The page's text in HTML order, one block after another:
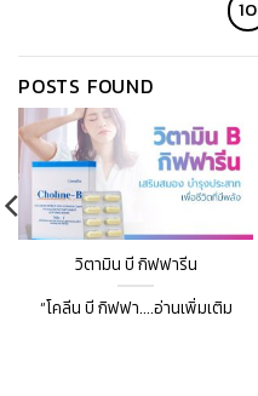
10
POSTS FOUND
วิตามิน บี กิฟฟารีน
“โคลีน บี กิฟฟา....อ่านเพิ่มเติม